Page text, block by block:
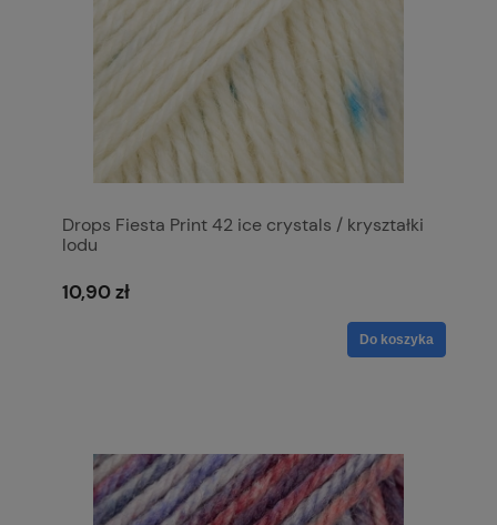
Drops Fiesta Print 42 ice crystals / kryształki
lodu
10,90 zł
Do koszyka